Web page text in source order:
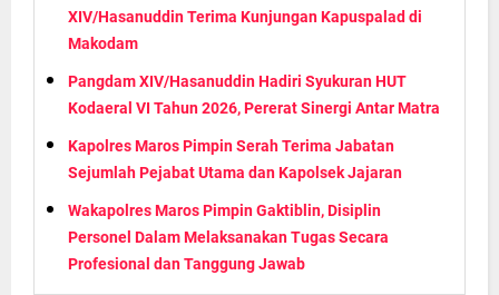
XIV/Hasanuddin Terima Kunjungan Kapuspalad di
Makodam
Pangdam XIV/Hasanuddin Hadiri Syukuran HUT
Kodaeral VI Tahun 2026, Pererat Sinergi Antar Matra
Kapolres Maros Pimpin Serah Terima Jabatan
Sejumlah Pejabat Utama dan Kapolsek Jajaran
Wakapolres Maros Pimpin Gaktiblin, Disiplin
Personel Dalam Melaksanakan Tugas Secara
Profesional dan Tanggung Jawab